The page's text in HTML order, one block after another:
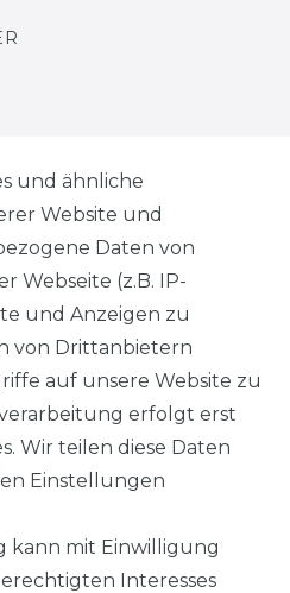
und ähnliche
Website und
Daten von
Webseite (z.B. IP-
und Anzeigen zu
von Drittanbietern
auf unsere Website zu
erfolgt erst
Wir teilen diese Daten
Einstellungen
kann mit Einwilligung
Interesses